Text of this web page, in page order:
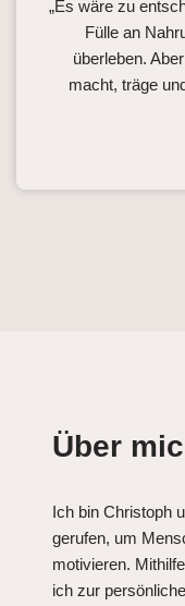
„Es wäre zu
Fülle an
überleben.
macht, träge
Über
Ich bin Christoph
gerufen, um
motivieren.
ich zur